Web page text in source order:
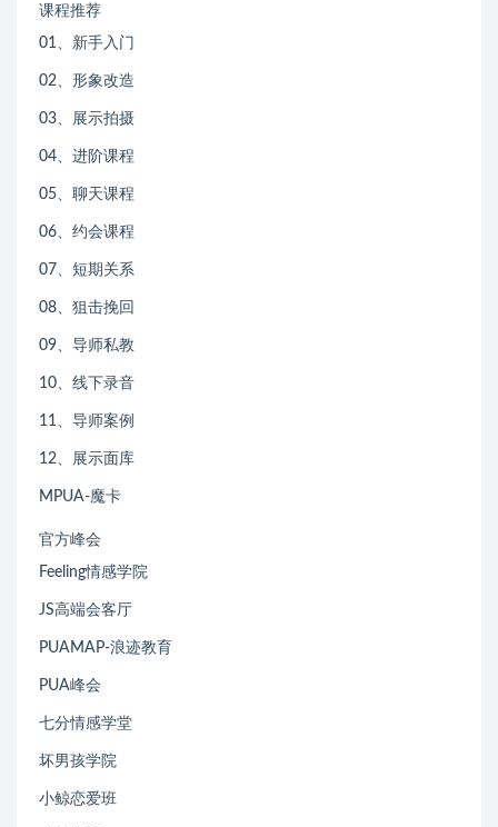
课程推荐
01、新手入门
02、形象改造
03、展示拍摄
04、进阶课程
05、聊天课程
06、约会课程
07、短期关系
08、狙击挽回
09、导师私教
10、线下录音
11、导师案例
12、展示面库
MPUA-魔卡
官方峰会
Feeling情感学院
JS高端会客厅
PUAMAP-浪迹教育
PUA峰会
七分情感学堂
坏男孩学院
小鲸恋爱班